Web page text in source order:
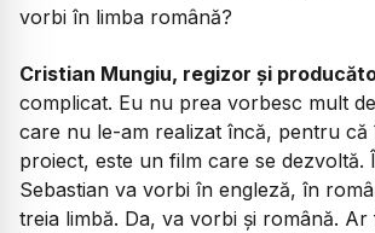
vorbi în limba română?
Cristian Mungiu, regizor și
complicat. Eu nu prea vorbesc mult
care nu le-am realizat încă, pentru că
proiect, este un film care se dezvoltă.
Sebastian va vorbi în engleză, în
treia limbă. Da, va vorbi și română. Ar